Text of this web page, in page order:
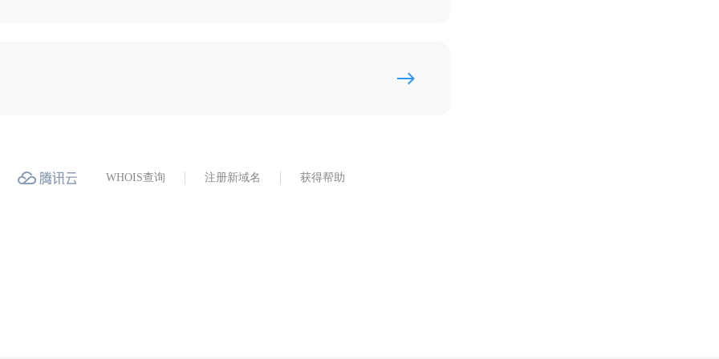
WHOIS查询 注册新域名 获得帮助